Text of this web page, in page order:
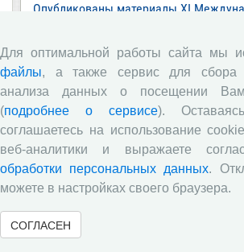
Опубликованы материалы XI
зеркале социологических измерений»
Глобальные вызовы и региональное
зеркале социологических измерений
Обзор научных публикаций
Е.В. Лукин: обзор заметки
«взлетела» в рейтинге промышленного
Для оптимальной работы сайта мы
файлы, а также сервис для сбора и
анализа данных о посещении
(подробнее о сервисе).
соглашаетесь на использование
веб-аналитики и выражаете
обработки персональных данных.
можете в настройках своего браузера.
СОГЛАСЕН